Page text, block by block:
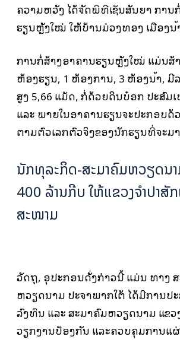
ຄວາມຫວັງ ໄດ້ຈັດພິທີເຊັນສັນຍາ ການ
ຮຽນຫຼັງໃໝ່ ໃຫ້ບ້ານມ່ວງທອງ ເມືອງ
ການກໍ່ສ້າງອາຄານຮຽນຫຼັງໃໝ່ ແມ່ນສ້
ຫ້ອງຮຽນ, 1 ຫ້ອງການ, 3 ຫ້ອງນໍ້າ, ມີ
ສູງ 5,66 ແມັດ, ກໍ່ດ້ວຍດິນບ໋ອກ ປະສົມ
ແລະ ພາຍໃນອາຄານຮຽນຈະປະກອບດ້
ຕາມຕົວເລກຕົວຈິງຂອງນັກຮຽນທີ່ຈະມ
ນັກທຸລະກິດ-ສະມາຄົມຫວຽດນ
400 ລ້ານກີບ ໃຫ້ແຂວງຈຳປາ
ສະໜາມ
ວັດຖຸ, ອຸປະກອນດັ່ງກ່າວນີ້ ແມ່ນ ທາງ
ຫວຽດນາມ ປະຈໍາພາກໃຕ້ ໄດ້ມີການ
ລົງທຶນ ແລະ ສະມາຄົມຫວຽດນາມ ແຂ
ວຽກງານປ້ອງກັນ ແລະຄວບຄຸມການແ